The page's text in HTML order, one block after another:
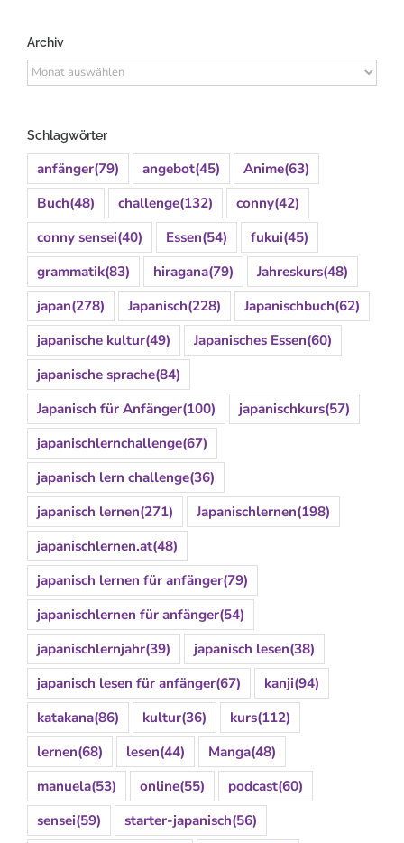
Archiv
Archiv
Schlagwörter
anfänger(79) angebot(45) Anime(63)
Buch(48) challenge(132) conny(42)
conny sensei(40) Essen(54) fukui(45)
grammatik(83) hiragana(79) Jahreskurs(48)
japan(278) Japanisch(228) Japanischbuch(62)
japanische kultur(49) Japanisches Essen(60)
japanische sprache(84)
Japanisch für Anfänger(100) japanischkurs(57)
japanischlernchallenge(67)
japanisch lern challenge(36)
japanisch lernen(271) Japanischlernen(198)
japanischlernen.at(48)
japanisch lernen für anfänger(79)
japanischlernen für anfänger(54)
japanischlernjahr(39) japanisch lesen(38)
japanisch lesen für anfänger(67) kanji(94)
katakana(86) kultur(36) kurs(112)
lernen(68) lesen(44) Manga(48)
manuela(53) online(55) podcast(60)
sensei(59) starter-japanisch(56)